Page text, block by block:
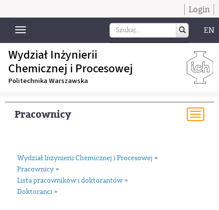
Login
Toggle
navigation
EN
Wydział Inżynierii
Chemicznej i Procesowej
Politechnika Warszawska
Pracownicy
Wydział Inżynierii Chemicznej i Procesowej »
Pracownicy »
Lista pracowników i doktorantów »
Doktoranci »